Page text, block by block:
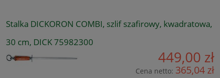
Stalka DICKORON COMBI, szlif szafirowy, kwadratowa,
30 cm, DICK 75982300
449,00 zł
Cena netto: 365,04 zł